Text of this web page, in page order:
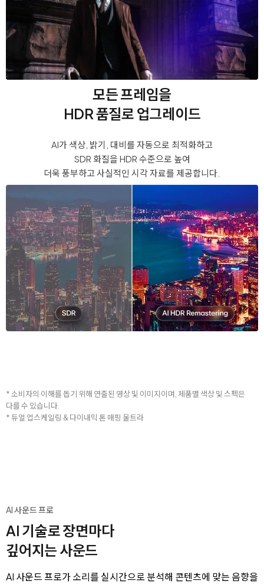
모든 프레임을
HDR 품질로 업그레이드
AI가 색상, 밝기, 대비를 자동으로 최적화하고
SDR 화질을 HDR 수준으로 높여
더욱 풍부하고 사실적인 시각 자료를 제공합니다.
* 소비자의 이해를 돕기 위해 연출된 영상 및 이미지이며, 제품별 색상 및 스펙은
다를 수 있습니다.
* 듀얼 업스케일링 & 다이내믹 톤 매핑 울트라
AI 사운드 프로
AI 기술로 장면마다
깊어지는 사운드
AI 사운드 프로가 소리를 실시간으로 분석해 콘텐츠에 맞는 음향을